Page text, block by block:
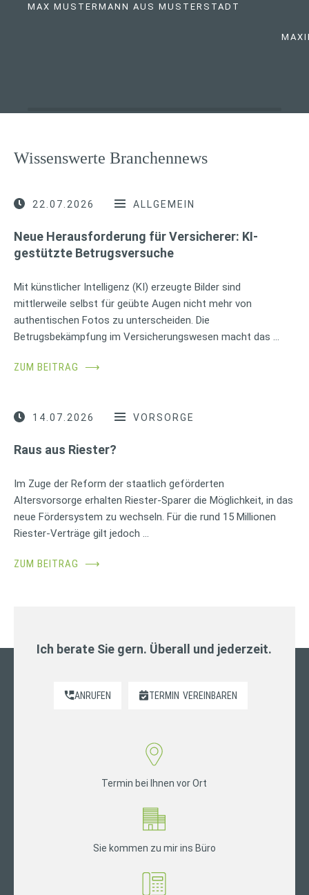
MAX MUSTERMANN AUS MUSTERSTADT
Wissenswerte Branchennews
22.07.2026 ALLGEMEIN
Neue Herausforderung für Versicherer: KI-
gestützte Betrugsversuche
Mit künstlicher Intelligenz (KI) erzeugte Bilder sind
mittlerweile selbst für geübte Augen nicht mehr von
authentischen Fotos zu unterscheiden. Die
Betrugsbekämpfung im Versicherungswesen macht das …
ZUM BEITRAG ⟶
14.07.2026 VORSORGE
Raus aus Riester?
Im Zuge der Reform der staatlich geförderten
Altersvorsorge erhalten Riester-Sparer die Möglichkeit, in das
neue Fördersystem zu wechseln. Für die rund 15 Millionen
Riester-Verträge gilt jedoch …
ZUM BEITRAG ⟶
Ich berate Sie gern. Überall und jederzeit.
ANRUFEN TERMIN VEREINBAREN
Termin bei Ihnen vor Ort
Sie kommen zu mir ins Büro